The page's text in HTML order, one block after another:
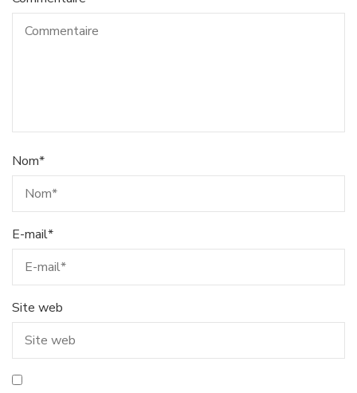
Nom*
E-mail*
Site web